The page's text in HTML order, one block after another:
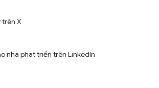
trên X
nhà phát triển trên LinkedIn